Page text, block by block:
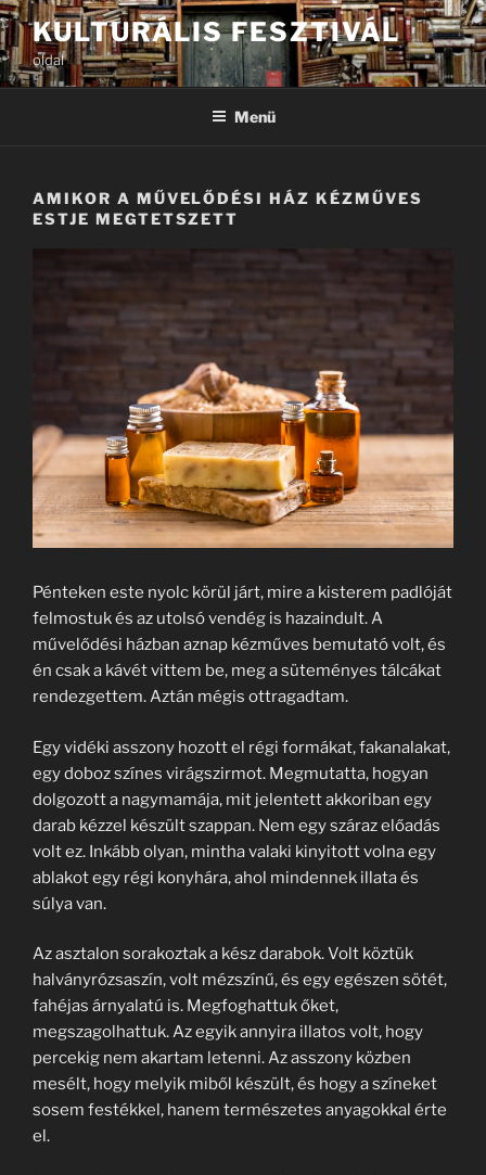
Tartalomhoz
KULTURÁLIS FESZTIVÁL
oldal
Menü
AMIKOR A MŰVELŐDÉSI HÁZ KÉZMŰVES
ESTJE MEGTETSZETT
Pénteken este nyolc körül járt, mire a kisterem padlóját
felmostuk és az utolsó vendég is hazaindult. A
művelődési házban aznap kézműves bemutató volt, és
én csak a kávét vittem be, meg a süteményes tálcákat
rendezgettem. Aztán mégis ottragadtam.
Egy vidéki asszony hozott el régi formákat, fakanalakat,
egy doboz színes virágszirmot. Megmutatta, hogyan
dolgozott a nagymamája, mit jelentett akkoriban egy
darab kézzel készült szappan. Nem egy száraz előadás
volt ez. Inkább olyan, mintha valaki kinyitott volna egy
ablakot egy régi konyhára, ahol mindennek illata és
súlya van.
Az asztalon sorakoztak a kész darabok. Volt köztük
halványrózsaszín, volt mézszínű, és egy egészen sötét,
fahéjas árnyalatú is. Megfoghattuk őket,
megszagolhattuk. Az egyik annyira illatos volt, hogy
percekig nem akartam letenni. Az asszony közben
mesélt, hogy melyik miből készült, és hogy a színeket
sosem festékkel, hanem természetes anyagokkal érte
el.